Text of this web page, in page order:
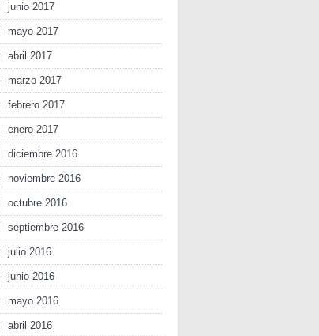
junio 2017
mayo 2017
abril 2017
marzo 2017
febrero 2017
enero 2017
diciembre 2016
noviembre 2016
octubre 2016
septiembre 2016
julio 2016
junio 2016
mayo 2016
abril 2016